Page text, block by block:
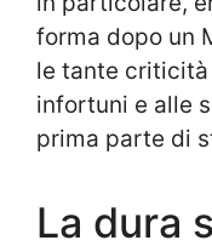
forma dopo un
le tante
infortuni e alle
prima parte di
La dura